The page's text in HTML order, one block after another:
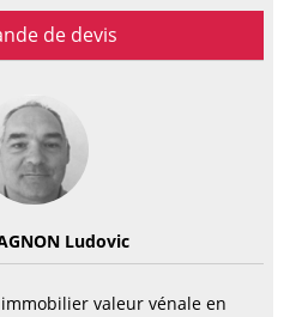
de devis
Ludovic
valeur vénale en